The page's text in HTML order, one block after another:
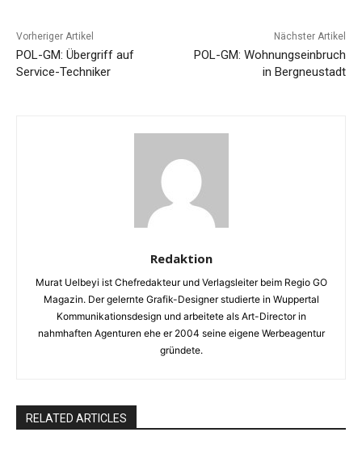
Vorheriger Artikel
POL-GM: Übergriff auf
Service-Techniker
Nächster Artikel
POL-GM: Wohnungseinbruch
in Bergneustadt
Redaktion
Murat Uelbeyi ist Chefredakteur und Verlagsleiter beim Regio GO
Magazin. Der gelernte Grafik-Designer studierte in Wuppertal
Kommunikationsdesign und arbeitete als Art-Director in
nahmhaften Agenturen ehe er 2004 seine eigene Werbeagentur
gründete.
RELATED ARTICLES